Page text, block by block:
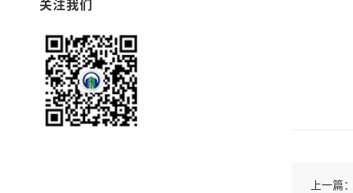
关注我们
上一篇